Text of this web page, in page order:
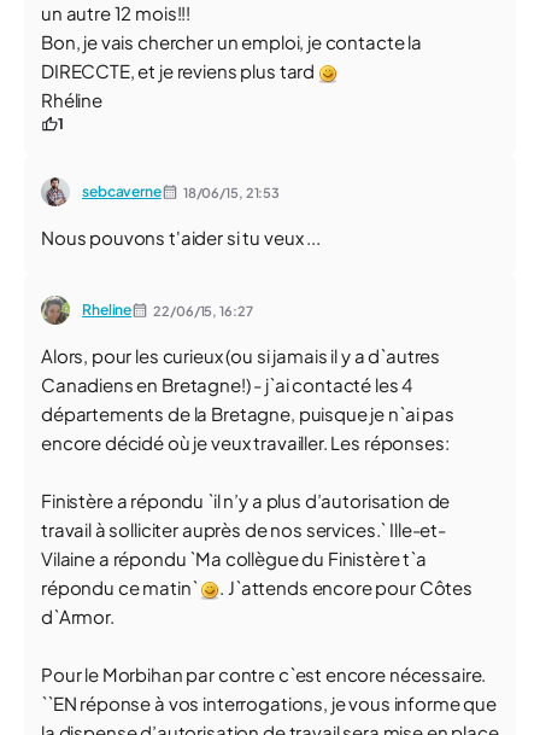
un autre 12 mois!!!
Bon, je vais chercher un emploi, je contacte la
DIRECCTE, et je reviens plus tard
Rhéline
1
sebcaverne 18/06/15, 21:53
Nous pouvons t'aider si tu veux ...
Rheline 22/06/15,16:27
Alors, pour les curieux (ou si jamais il y a d`autres
Canadiens en Bretagne!) - j`ai contacté les 4
départements de la Bretagne, puisque je n`ai pas
encore décidé où je veux travailler. Les réponses:
Finistère a répondu `il n’y a plus d’autorisation de
travail à solliciter auprès de nos services.` Ille-et-
Vilaine a répondu `Ma collègue du Finistère t`a
répondu ce matin`
. J`attends encore pour Côtes
d`Armor.
Pour le Morbihan par contre c`est encore nécessaire.
``EN réponse à vos interrogations, je vous informe que